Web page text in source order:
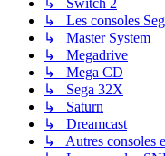
↳ Switch 2
↳ Les consoles
↳ Master System
↳ Megadrive
↳ Mega CD
↳ Sega 32X
↳ Saturn
↳ Dreamcast
↳ Autres consoles